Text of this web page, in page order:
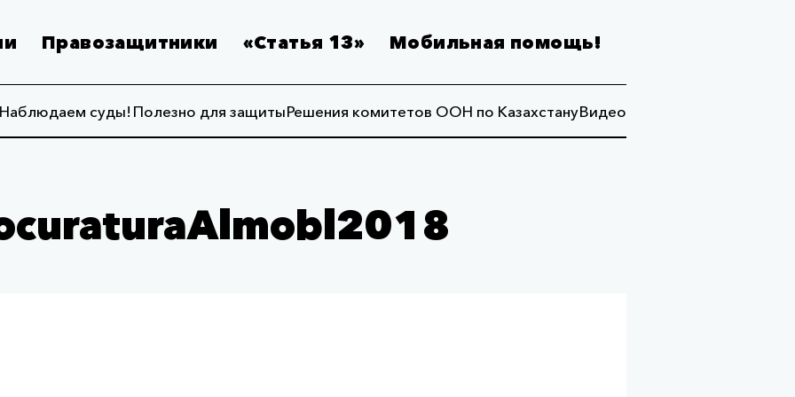
Правозащитники «Статья 13» Мобильная помощь!
Наблюдаем суды! Полезно для защитыРешения комитетов ООН по КазахстануВидео